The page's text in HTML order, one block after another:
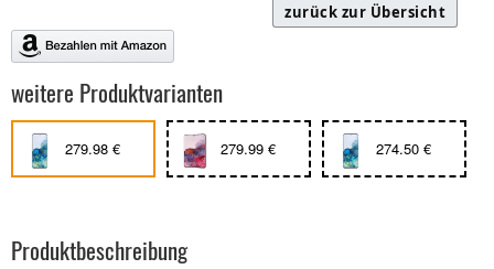
zurück zur Übersicht
weitere Produktvarianten
279.98 € 279.99 € 274.50 €
Produktbeschreibung